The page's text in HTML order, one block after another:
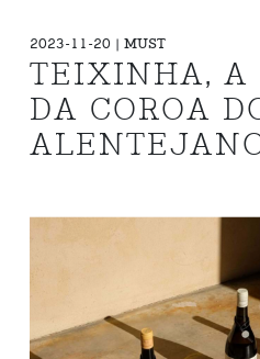
2023-11-20 | MUST
TEIXINHA, A
DA COROA